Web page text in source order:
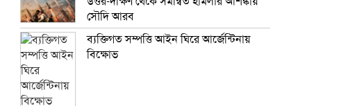
সৌদি আরব
ব্যক্তিগত সম্পত্তি আইন ঘিরে আর্জেন্টিনায়
বিক্ষোভ